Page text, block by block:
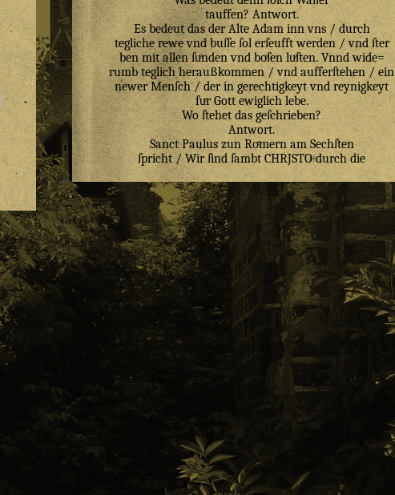
tauffen? Antwort.
Es bedeut das der Alte Adam inn vns / durch
tegliche rewe vnd buſſe ſol erſeufft werden / vnd ſter
ben mit allen ſuͤnden vnd boͤſen luͤſten. Vnnd wide=
rumb teglich heraußkommen / vnd aufferſtehen / ein
newer Menſch / der in gerechtigkeyt vnd reynigkeyt
fuͤr Gott ewiglich lebe.
Wo ſtehet das geſchrieben?
Antwort.
Sanct Paulus zun Roͤmern am Sechſten
ſpricht / Wir ſind ſambt CHRJSTO durch die